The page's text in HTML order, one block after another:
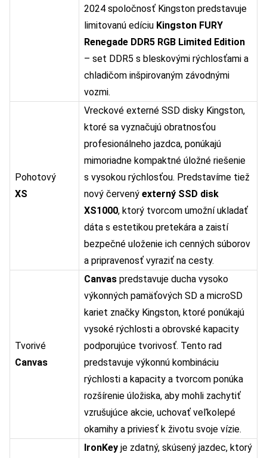
2024 spoločnosť Kingston predstavuje
limitovanú edíciu Kingston FURY
Renegade DDR5 RGB Limited Edition
– set DDR5 s bleskovými rýchlosťami a
chladičom inšpirovaným závodnými
vozmi.
Pohotový
XS
Vreckové externé SSD disky Kingston,
ktoré sa vyznačujú obratnosťou
profesionálneho jazdca, ponúkajú
mimoriadne kompaktné úložné riešenie
s vysokou rýchlosťou. Predstavíme tiež
nový červený externý SSD disk
XS1000, ktorý tvorcom umožní ukladať
dáta s estetikou pretekára a zaistí
bezpečné uloženie ich cenných súborov
a pripravenosť vyraziť na cesty.
Tvorivé
Canvas
Canvas predstavuje ducha vysoko
výkonných pamäťových SD a microSD
kariet značky Kingston, ktoré ponúkajú
vysoké rýchlosti a obrovské kapacity
podporujúce tvorivosť. Tento rad
predstavuje výkonnú kombináciu
rýchlosti a kapacity a tvorcom ponúka
rozšírenie úložiska, aby mohli zachytiť
vzrušujúce akcie, uchovať veľkolepé
okamihy a priviesť k životu svoje vízie.
IronKey je zdatný, skúsený jazdec, ktorý